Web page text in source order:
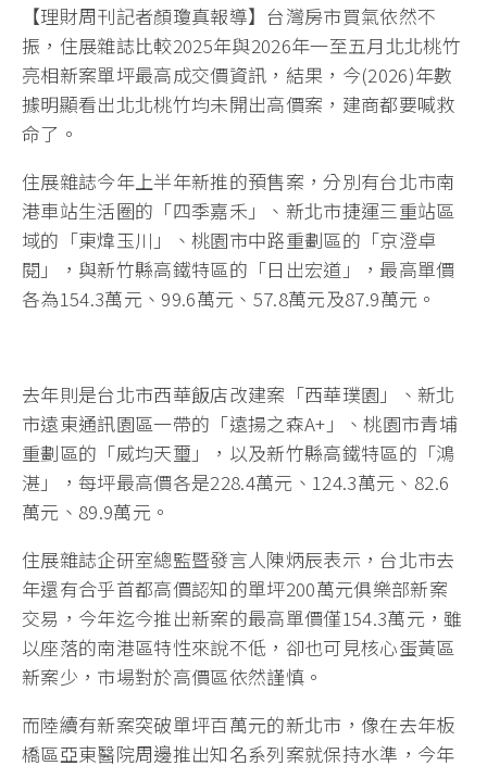
【理財周刊記者顏瓊真報導】台灣房市買氣依然不
振，住展雜誌比較2025年與2026年一至五月北北桃竹
亮相新案單坪最高成交價資訊，結果，今(2026)年數
據明顯看出北北桃竹均未開出高價案，建商都要喊救
命了。
住展雜誌今年上半年新推的預售案，分別有台北市南
港車站生活圈的「四季嘉禾」、新北市捷運三重站區
域的「東煒玉川」、桃園市中路重劃區的「京澄卓
閱」，與新竹縣高鐵特區的「日出宏道」，最高單價
各為154.3萬元、99.6萬元、57.8萬元及87.9萬元。
去年則是台北市西華飯店改建案「西華璞園」、新北
市遠東通訊園區一帶的「遠揚之森A+」、桃園市青埔
重劃區的「威均天璽」，以及新竹縣高鐵特區的「鴻
湛」，每坪最高價各是228.4萬元、124.3萬元、82.6
萬元、89.9萬元。
住展雜誌企研室總監暨發言人陳炳辰表示，台北市去
年還有合乎首都高價認知的單坪200萬元俱樂部新案
交易，今年迄今推出新案的最高單價僅154.3萬元，雖
以座落的南港區特性來說不低，卻也可見核心蛋黃區
新案少，市場對於高價區依然謹慎。
而陸續有新案突破單坪百萬元的新北市，像在去年板
橋區亞東醫院周邊推出知名系列案就保持水準，今年